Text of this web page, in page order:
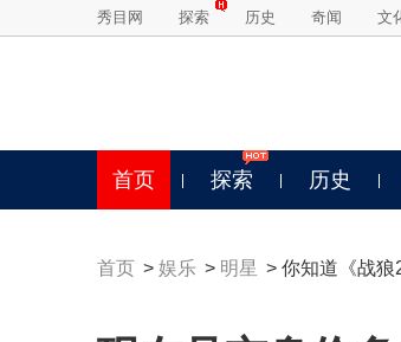
秀目网 探索 历史 奇闻 文
首页 探索 历史
首页 > 娱乐 > 明星 > 你知道《战